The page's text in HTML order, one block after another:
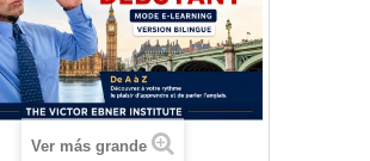
Ver más grande